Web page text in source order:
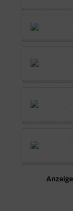
Anzeige